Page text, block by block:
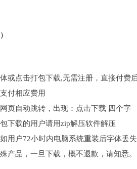
）
或点击打包下载,无需注册，直接付费
付相应费用
页自动跳转，出现：点击下载 四个字
下载的用户请用zip解压软件解压
用户72小时内电脑系统重装后字体丢
产品，一旦下载，概不退款，请知悉。